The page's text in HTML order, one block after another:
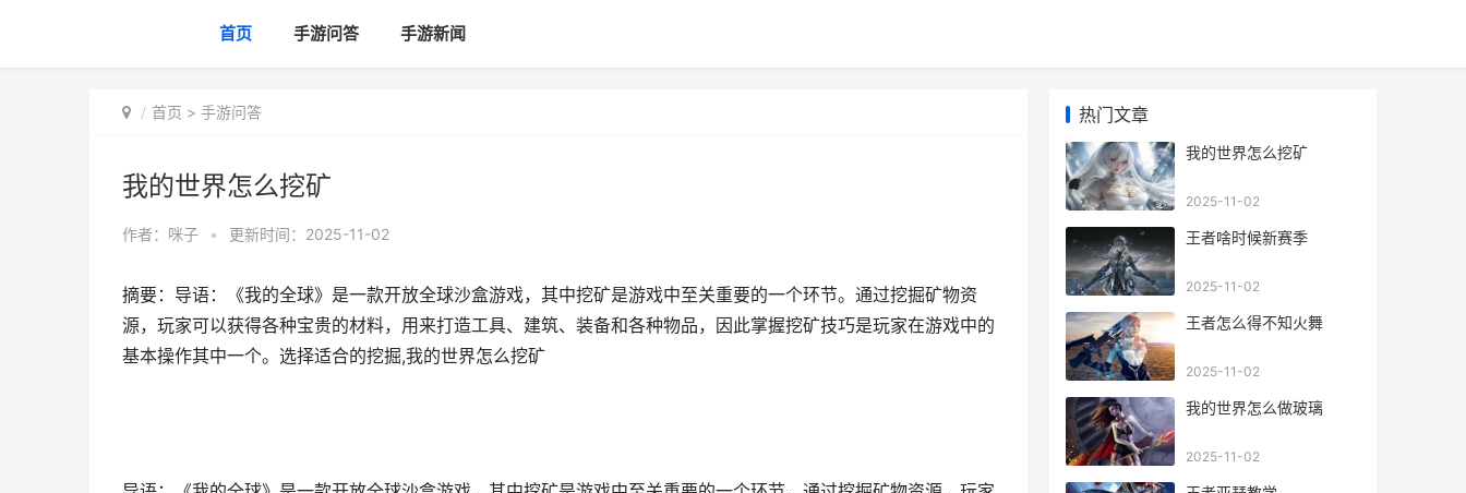
首页 手游问答 手游新闻
首页 > 手游问答
我的世界怎么挖矿
作者： 咪子 • 更新时间：2025-11-02
摘要：导语：《我的全球》是一款开放全球沙盒游戏，其中挖矿是游戏中至关重要的一个环节。通过挖掘矿物资
源，玩家可以获得各种宝贵的材料，用来打造工具、建筑、装备和各种物品，因此掌握挖矿技巧是玩家在游戏中的
基本操作其中一个。选择适合的挖掘,我的世界怎么挖矿
热门文章
我的世界怎么挖矿
2025-11-02
王者啥时候新赛季
2025-11-02
王者怎么得不知火舞
2025-11-02
我的世界怎么做玻璃
2025-11-02